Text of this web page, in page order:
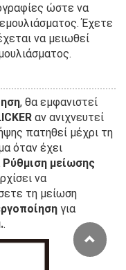
ώστε να
Έχετε
να μειωθεί
, θα εμφανιστεί
αν ανιχνευτεί
πατηθεί μέχρι τη
όταν έχει
Ρύθμιση μείωσης
να
τη μείωση
για
.